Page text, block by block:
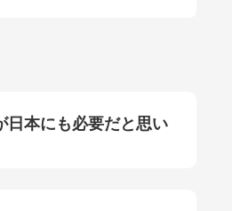
日本にも必要だと思い